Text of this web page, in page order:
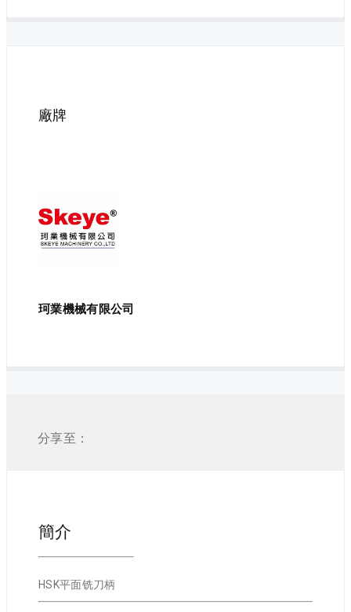
廠牌
珂業機械有限公司
分享至：
簡介
HSK平面铣刀柄